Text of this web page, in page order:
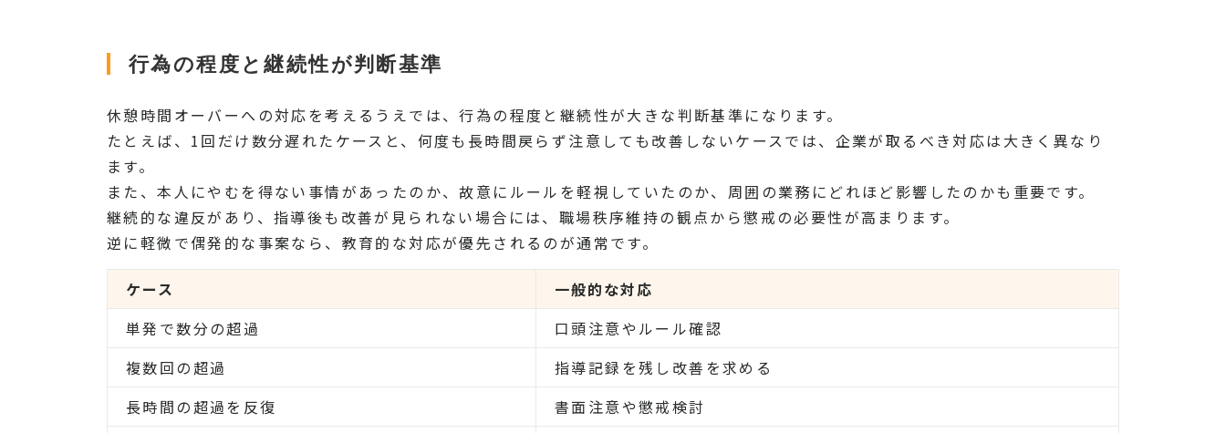
行為の程度と継続性が判断基準
休憩時間オーバーへの対応を考えるうえでは、行為の程度と継続性が大きな判断基準になります。
たとえば、1回だけ数分遅れたケースと、何度も長時間戻らず注意しても改善しないケースでは、企業が取るべき対応は大きく異なり
ます。
また、本人にやむを得ない事情があったのか、故意にルールを軽視していたのか、周囲の業務にどれほど影響したのかも重要です。
継続的な違反があり、指導後も改善が見られない場合には、職場秩序維持の観点から懲戒の必要性が高まります。
逆に軽微で偶発的な事案なら、教育的な対応が優先されるのが通常です。
ケース
一般的な対応
単発で数分の超過
口頭注意やルール確認
複数回の超過
指導記録を残し改善を求める
長時間の超過を反復
書面注意や懲戒検討